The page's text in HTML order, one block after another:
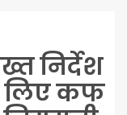
निर्देश
लिए कफ